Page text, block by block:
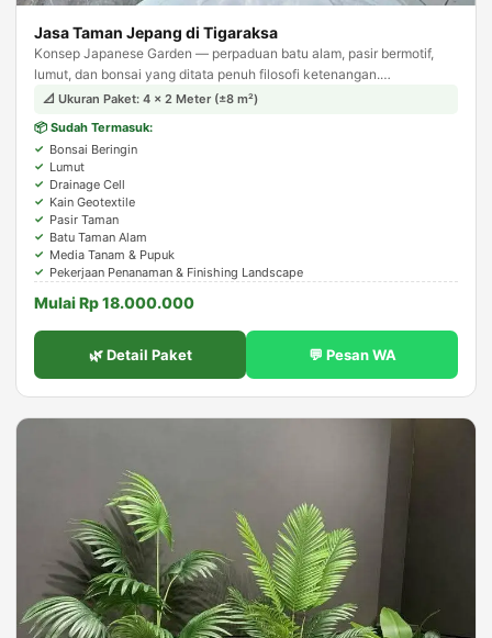
Jasa Taman Jepang di Tigaraksa
Konsep Japanese Garden — perpaduan batu alam, pasir bermotif,
lumut, dan bonsai yang ditata penuh filosofi ketenangan.
Menghadirkan suasana zen dan meditatif di halaman rumah Anda.
📐 Ukuran Paket: 4 × 2 Meter (±8 m²)
📦 Sudah Termasuk:
Bonsai Beringin
Lumut
Drainage Cell
Kain Geotextile
Pasir Taman
Batu Taman Alam
Media Tanam & Pupuk
Pekerjaan Penanaman & Finishing Landscape
Mulai Rp 18.000.000
🌿 Detail Paket 💬 Pesan WA